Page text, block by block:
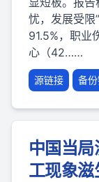
忧，发展受限
91.5%，职业
心（42……
源链接 备
中国当
工现象